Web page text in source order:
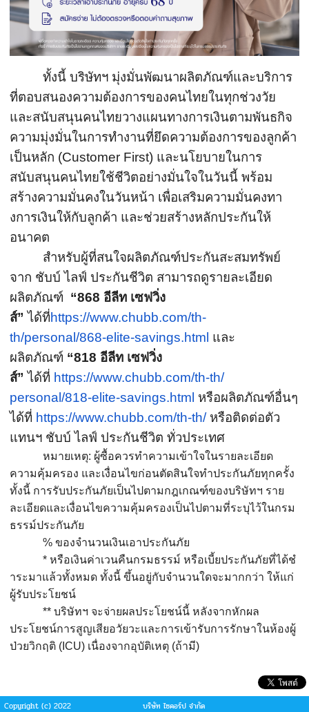
ทั้งนี้ บริษัทฯ มุ่งมั่นพัฒนาผลิตภัณฑ์และบริการ
ที่ตอบสนองความต้องการของคนไทยในทุกช่วงวัย
และสนับสนุนคนไทยวางแผนทางการเงินตามพันธกิจ
ความมุ่งมั่นในการทำงานที่ยึดความต้องการของลูกค้า
เป็นหลัก (Customer First) และนโยบายในการ
สนับสนุนคนไทยใช้ชีวิตอย่างมั่นใจในวันนี้ พร้อม
สร้างความมั่นคงในวันหน้า เพื่อเสริมความมั่นคงทา
งการเงินให้กับลูกค้า และช่วยสร้างหลักประกันให้
อนาคต
สำหรับผู้ที่สนใจผลิตภัณฑ์ประกันสะสมทรัพย์
จาก ชับบ์ ไลฟ์ ประกันชีวิต สามารถดูรายละเอียด
ผลิตภัณฑ์ “868อีลีท เซฟวิ่ง
ส์” ได้ที่https://www.chubb.com/th-
th/personal/868-elite-savings.html และ
ผลิตภัณฑ์ “818อีลีท เซฟวิ่ง
ส์”ได้ที่ https://www.chubb.com/th-th/
personal/818-elite-savings.html หรือผลิตภัณฑ์อื่นๆ
ได้ที่ https://www.chubb.com/th-th/ หรือติดต่อตัว
แทนฯ ชับบ์ ไลฟ์ ประกันชีวิต ทั่วประเทศ
หมายเหตุ: ผู้ซื้อควรทำความเข้าใจในรายละเอียด
ความคุ้มครอง และเงื่อนไขก่อนตัดสินใจทำประกันภัยทุกครั้ง
ทั้งนี้ การรับประกันภัยเป็นไปตามกฎเกณฑ์ของบริษัทฯ ราย
ละเอียดและเงื่อนไขความคุ้มครองเป็นไปตามที่ระบุไว้ในกรม
ธรรม์ประกันภัย
%ของจำนวนเงินเอาประกันภัย
*หรือเงินค่าเวนคืนกรมธรรม์ หรือเบี้ยประกันภัยที่ได้ชํ
าระมาแล้วทั้งหมด ทั้งนี้ ขึ้นอยู่กับจํานวนใดจะมากกว่า ให้แก่
ผู้รับประโยชน์
**บริษัทฯ จะจ่ายผลประโยชน์นี้ หลังจากหักผล
ประโยชน์การสูญเสียอวัยวะและการเข้ารับการรักษาในห้องผู้
ป่วยวิกฤติ ( ICU) เนื่องจากอุบัติเหตุ (ถ้ามี)
Copyright (c) 2022 บริษัท ไซคอร์ป จำกัด